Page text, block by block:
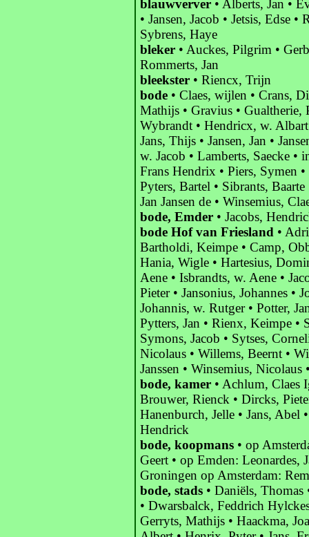
blauwverver • Alberts, Jan •
• Jansen, Jacob • Jetsis, Edse
Sybrens, Haye
bleker • Auckes, Pilgrim •
Rommerts, Jan
bleekster • Riencx, Trijn
bode • Claes, wijlen • Crans,
Mathijs • Gravius • Gualtherie,
Wybrandt • Hendricx, w.
Jans, Thijs • Jansen, Jan •
w. Jacob • Lamberts, Saecke •
Frans Hendrix • Piers, Symen
Pyters, Bartel • Sibrants,
Jan Jansen de • Winsemius,
bode, Emder • Jacobs,
bode Hof van Friesland •
Bartholdi, Keimpe • Camp,
Hania, Wigle • Hartesius,
Aene • Isbrandts, w. Aene •
Pieter • Jansonius, Johannes •
Johannis, w. Rutger • Potter,
Pytters, Jan • Rienx, Keimpe •
Symons, Jacob • Sytses,
Nicolaus • Willems, Beernt •
Janssen • Winsemius, Nicolaus
bode, kamer • Achlum, Claes
Brouwer, Rienck • Dircks,
Hanenburch, Jelle • Jans, Abel
Hendrick
bode, koopmans • op
Geert • op Emden: Leonardes,
Groningen op Amsterdam:
bode, stads • Daniëls,
• Dwarsbalck, Feddrich
Gerryts, Mathijs • Haackma,